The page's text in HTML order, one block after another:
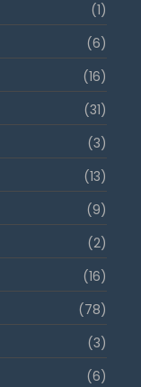
(1)
(6)
(16)
(31)
(3)
(13)
(9)
(2)
(16)
(78)
(3)
(6)